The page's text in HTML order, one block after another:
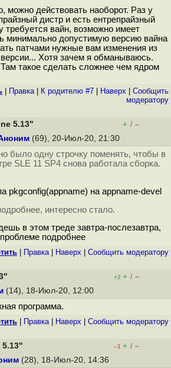
можно действовать наоборот. Раз у
дистр и есть ентрепрайзный
требуется вайн, возможно имеет
минимально допустимую версию вайна
патчами нужные вам изменения из
Хотя зачем я обманываюсь.
такое сделать сложнее чем ядром
Правка| К родителю #7 Наверх
Cообщить
модератору
5.13" + / –
(69), 20-Июл-20, 21:30
было одну строчку поменять, чтобы в
SLE 11 SP4 снова работала сборка.
pkgconfig(appname) на appname-devel
интересно стало.
в этом треде завтра-послезавтра,
подробнее
Правка| Наверх Cообщить модератору
+2 + / –
(14), 18-Июл-20, 12:00
программа.
Правка| Наверх Cообщить модератору
–1 + / –
(28), 18-Июл-20, 14:36